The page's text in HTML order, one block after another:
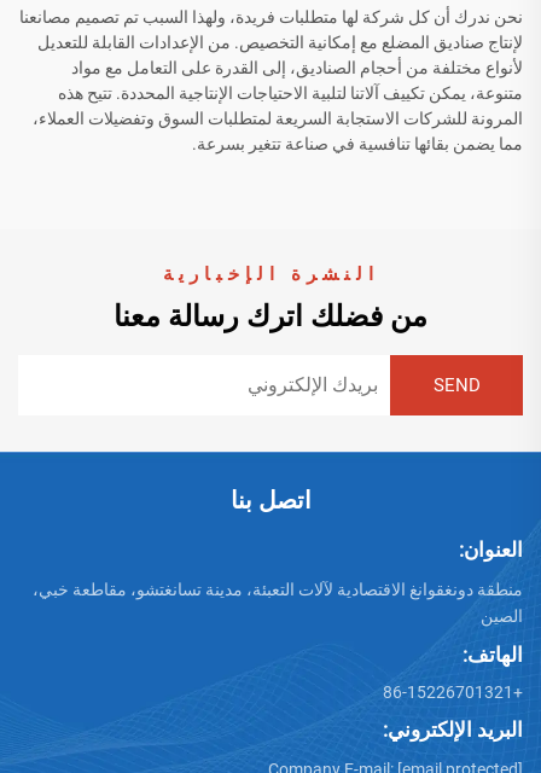
نحن ندرك أن كل شركة لها متطلبات فريدة، ولهذا السبب تم تصميم مصانعنا
لإنتاج صناديق المضلع مع إمكانية التخصيص. من الإعدادات القابلة للتعديل
لأنواع مختلفة من أحجام الصناديق، إلى القدرة على التعامل مع مواد
متنوعة، يمكن تكييف آلاتنا لتلبية الاحتياجات الإنتاجية المحددة. تتيح هذه
المرونة للشركات الاستجابة السريعة لمتطلبات السوق وتفضيلات العملاء،
مما يضمن بقائها تنافسية في صناعة تتغير بسرعة.
النشرة الإخبارية
من فضلك اترك رسالة معنا
اتصل بنا
العنوان:
منطقة دونغقوانغ الاقتصادية لآلات التعبئة، مدينة تسانغتشو، مقاطعة خبي،
الصين
الهاتف:
+86-15226701321
البريد الإلكتروني: